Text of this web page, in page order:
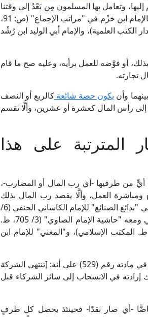
وتعامل بها المسلمون مِن بَعْدُ إلى وقتنا
هذا من غير نكير بينهم، وقد نقل الإجماعَ على ذلك جماعةٌ من الأئمة، كالإمام ابن حَزْم في "مراتب الإجماع" (ص: 91،
والإمام ابن عبد البَرِّ في "الاستذكار" (7/ 3، ط. دار الكتب العلمية)، والإمام أبي الوليد ابن رُشْد
بذلك، أو فوَّضه للعمل برأيه، وعليه صح ما قام
تجارته.
وأن يكون حصة شائعةكالربع أو النصف
رأس المال كعشرة أو عشرين، وألَّا تقسم
المترتبة على هذا
أيٍّ من طرفيها -أي رب المال أو المضارب-،
العمل، وألَّا يقصد رب المال بذلك
، وإلا منع الانفراد بالفسخ منعًا ورفعًا للضرر. كما في "بدائع الصنائع" للإمام الكاساني الحنفي (6/
109، ط. دار الكتب العلمية)، و"الشرح الصغير" للإمام الدردير المالكي ومعه "حاشية الإمام الصاوي" (3/ 705، ط.
و"روضة الطالبين" للإمام النووي الشافعي (5/ 142، ط. المكتب الإسلامي)، و"المغني" للإمام ابن
وبنحو هذا جاءت نصوص القانون المدني المصري في الشركات، فنص في مادته رقم (529) على أنه: [تنتهي الشركة
إرادته في الانسحاب إلى سائر الشركاء قبل
-أي صار نقدًا- فحينئذ يحصل كل طرفٍ